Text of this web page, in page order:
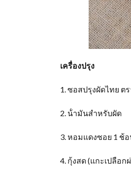
เครื่องปรุง
1. ซอสปรุงผัดไทย ต
2. น้ํามันสําหรับผัด
3. หอมแดงซอย 1 ช้
4. กุ้งสด (แกะเปลือก